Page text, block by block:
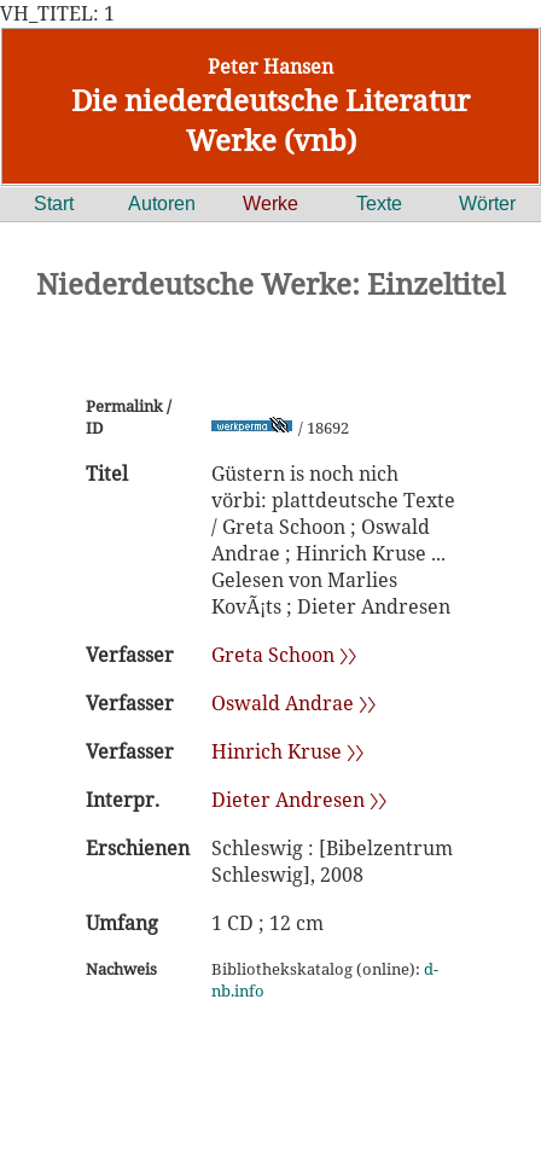
VH_TITEL: 1
Peter Hansen
Die niederdeutsche Literatur
Werke (vnb)
Start Autoren Werke Texte Wörter
Niederdeutsche Werke: Einzeltitel
Permalink /
ID
/ 18692
Titel
Güstern is noch nich
vörbi: plattdeutsche Texte
/ Greta Schoon ; Oswald
Andrae ; Hinrich Kruse ...
Gelesen von Marlies
KovÃ¡ts ; Dieter Andresen
Verfasser
Greta Schoon 〉〉
Verfasser
Oswald Andrae 〉〉
Verfasser
Hinrich Kruse 〉〉
Interpr.
Dieter Andresen 〉〉
Erschienen
Schleswig : [Bibelzentrum
Schleswig], 2008
Umfang
1 CD ; 12 cm
Nachweis Bibliothekskatalog (online): d-
nb.info